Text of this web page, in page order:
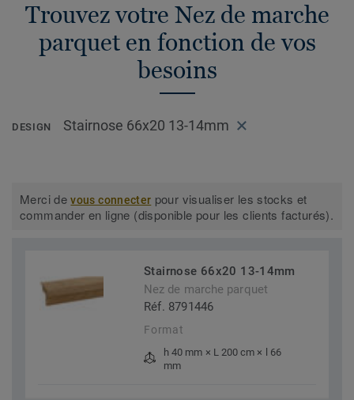
Trouvez votre Nez de marche
parquet en fonction de vos
besoins
DESIGN Stairnose 66x20 13-14mm
Merci devous connecter pour visualiser les stocks et
commander en ligne (disponible pour les clients facturés).
Stairnose 66x20 13-14mm
Nez de marche parquet
Réf. 8791446
Format
h 40 mm × L 200 cm × l 66
mm